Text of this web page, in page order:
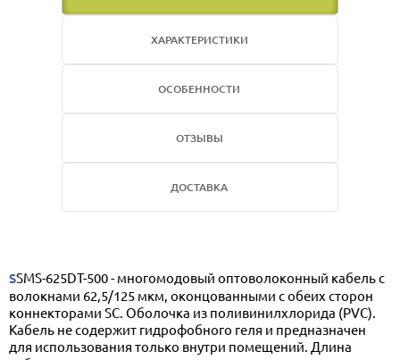
ХАРАКТЕРИСТИКИ
ОСОБЕННОСТИ
ОТЗЫВЫ
ДОСТАВКА
SSMS-625DT-500 - многомодовый оптоволоконный кабель с
волокнами 62,5/125 мкм, оконцованными с обеих сторон
коннекторами SС. Оболочка из поливинилхлорида (PVC).
Кабель не содержит гидрофобного геля и предназначен
для использования только внутри помещений. Длина